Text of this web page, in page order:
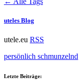
uteles Blog
utele.eu RSS
persönlich schmunzelnd
Letzte Beiträge: